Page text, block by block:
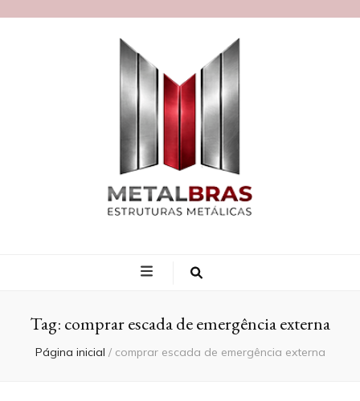
Tag: comprar escada de emergência externa
Página inicial / comprar escada de emergência externa